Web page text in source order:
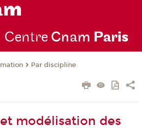
Centre Cnam Paris
Par discipline
modélisation des